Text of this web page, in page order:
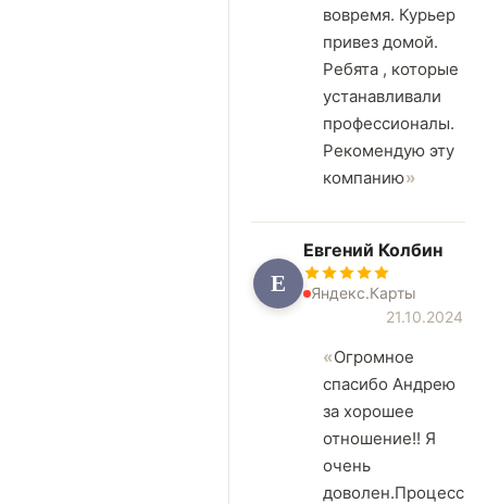
вовремя. Курьер
привез домой.
Ребята , которые
устанавливали
профессионалы.
Рекомендую эту
компанию
Е
Евгений Колбин
Яндекс.Карты
21.10.2024
Огромное
спасибо Андрею
за хорошее
отношение!! Я
очень
доволен.Процесс